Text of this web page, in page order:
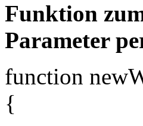
Funktion
Parameter
function
{